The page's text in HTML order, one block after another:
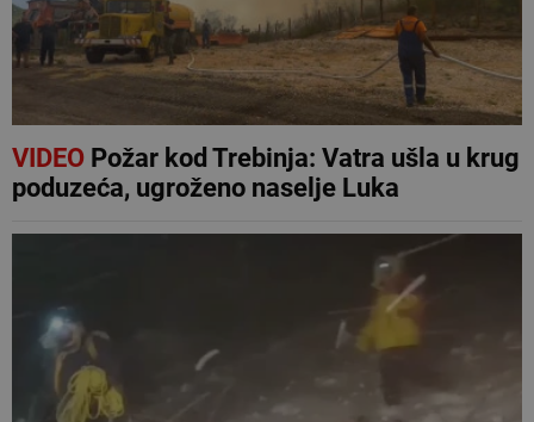
VIDEOPožar kod Trebinja: Vatra ušla u krug
poduzeća, ugroženo naselje Luka